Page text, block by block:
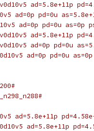
ad=5.8e+11p
ad=0p pd=0u
ad=0p pd=0u as=0p
ad=5.8e+11p
ad=0p pd=0u
ad=0p pd=0u
ad=5.8e+11p
ad=5.8e+11p